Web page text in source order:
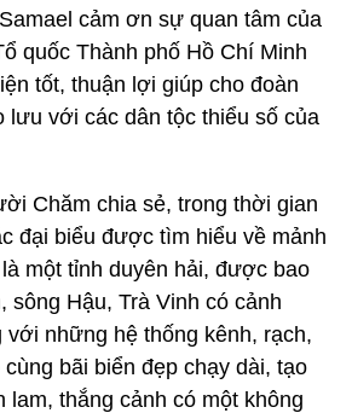
cảm ơn sự quan tâm của
quốc Thành phố Hồ Chí Minh
tốt, thuận lợi giúp cho đoàn
lưu với các dân tộc thiểu số của
Chăm chia sẻ, trong thời gian
đại biểu được tìm hiểu về mảnh
một tỉnh duyên hải, được bao
sông Hậu, Trà Vinh có cảnh
với những hệ thống kênh, rạch,
bãi biển đẹp chạy dài, tạo
lam, thắng cảnh có một không